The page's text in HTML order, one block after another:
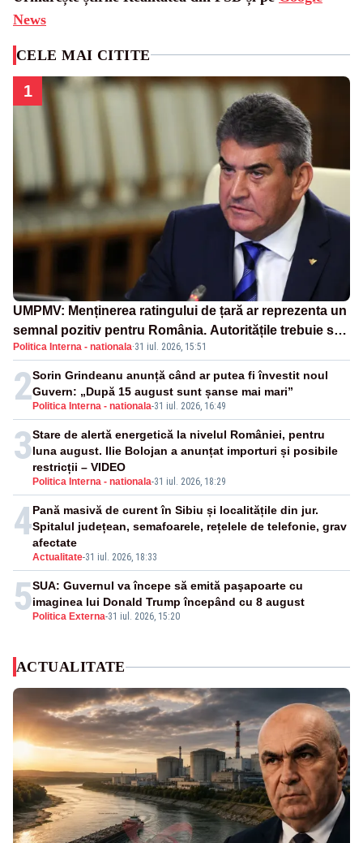
News
CELE MAI CITITE
1
UMPMV: Menținerea ratingului de țară ar reprezenta un
semnal pozitiv pentru România. Autoritățile trebuie să
continue consolidarea stabilității economice și
financiare
Politica Interna - nationala·31 iul. 2026, 15:51
2 Politica Interna - nationala-31 iul. 2026, 16:49
Sorin Grindeanu anunță când ar putea fi învestit noul
Guvern: „După 15 august sunt șanse mai mari”
3
Politica Interna - nationala-31 iul. 2026, 18:29
Stare de alertă energetică la nivelul României, pentru
luna august. Ilie Bolojan a anunțat importuri și posibile
restricții – VIDEO
4
Actualitate-31 iul. 2026, 18:33
Pană masivă de curent în Sibiu și localitățile din jur.
Spitalul județean, semafoarele, rețelele de telefonie, grav
afectate
5 Politica Externa-31 iul. 2026, 15:20
SUA: Guvernul va începe să emită paşapoarte cu
imaginea lui Donald Trump începând cu 8 august
ACTUALITATE